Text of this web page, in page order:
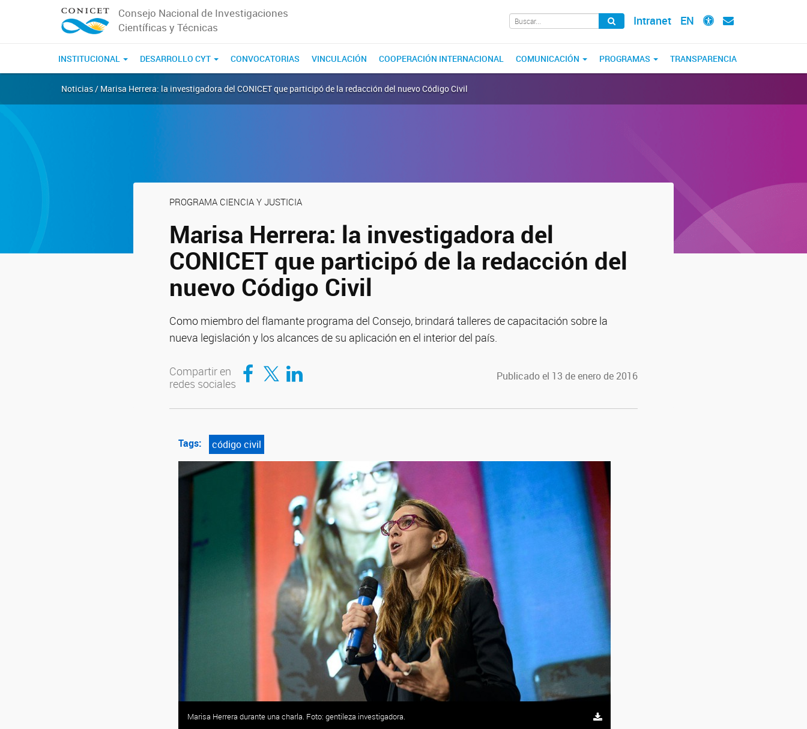
Consejo Nacional de Investigaciones
Científicas y Técnicas
Intranet EN
INSTITUCIONAL DESARROLLO CYT CONVOCATORIAS VINCULACIÓN COOPERACIÓN INTERNACIONAL COMUNICACIÓN PROGRAMAS TRANSPARENCIA
Noticias / Marisa Herrera: la investigadora del CONICET que participó de la redacción del nuevo Código Civil
PROGRAMA CIENCIA Y JUSTICIA
Marisa Herrera: la investigadora del
CONICET que participó de la redacción del
nuevo Código Civil
Como miembro del flamante programa del Consejo, brindará talleres de capacitación sobre la
nueva legislación y los alcances de su aplicación en el interior del país.
Compartir en
redes sociales
Compartir en Facebook
Compartir en TwitterCompartir en LinkedIn Publicado el 13 de enero de 2016
Tags: código civil
Marisa Herrera durante una charla. Foto: gentileza investigadora.